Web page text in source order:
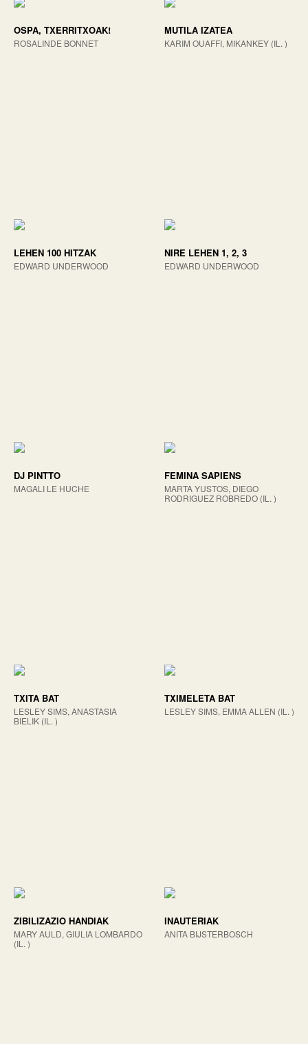
OSPA, TXERRITXOAK!
ROSALINDE BONNET
MUTILA IZATEA
KARIM OUAFFI, MIKANKEY (IL. )
LEHEN 100 HITZAK
EDWARD UNDERWOOD
NIRE LEHEN 1, 2, 3
EDWARD UNDERWOOD
DJ PINTTO
MAGALI LE HUCHE
FEMINA SAPIENS
MARTA YUSTOS, DIEGO
RODRIGUEZ ROBREDO (IL. )
TXITA BAT
LESLEY SIMS, ANASTASIA
BIELIK (IL. )
TXIMELETA BAT
LESLEY SIMS, EMMA ALLEN (IL. )
ZIBILIZAZIO HANDIAK
MARY AULD, GIULIA LOMBARDO
(IL. )
INAUTERIAK
ANITA BIJSTERBOSCH